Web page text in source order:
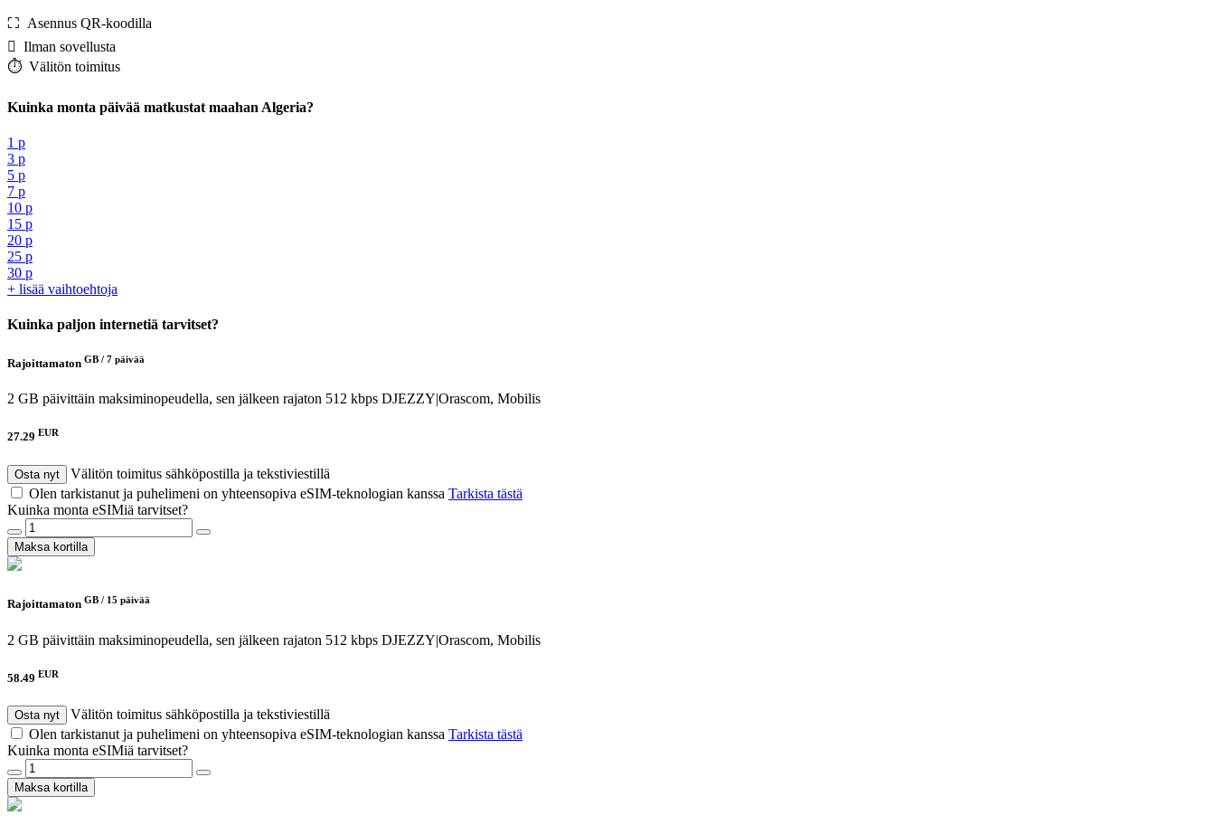
⛶️️ Asennus QR-koodilla
️ Ilman sovellusta
⏱️️ Välitön toimitus
Kuinka monta päivää matkustat maahan Algeria?
1 p
3 p
5 p
7 p
10 p
15 p
20 p
25 p
30 p
+ lisää vaihtoehtoja
Kuinka paljon internetiä tarvitset?
Rajoittamaton GB / 7 päivää
2 GB päivittäin maksiminopeudella, sen jälkeen rajaton 512 kbps DJEZZY|Orascom, Mobilis
27.29 EUR
Osta nyt
Välitön toimitus sähköpostilla ja tekstiviestillä
Olen tarkistanut ja puhelimeni on yhteensopiva eSIM-teknologian kanssa Tarkista tästä
Kuinka monta eSIMiä tarvitset?
Maksa kortilla
Rajoittamaton GB / 15 päivää
2 GB päivittäin maksiminopeudella, sen jälkeen rajaton 512 kbps DJEZZY|Orascom, Mobilis
58.49 EUR
Osta nyt
Välitön toimitus sähköpostilla ja tekstiviestillä
Olen tarkistanut ja puhelimeni on yhteensopiva eSIM-teknologian kanssa Tarkista tästä
Kuinka monta eSIMiä tarvitset?
Maksa kortilla